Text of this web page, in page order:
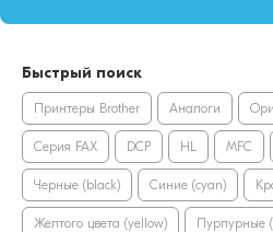
Быстрый поиск
Принтеры Brother Аналоги
Серия FAX DCP HL MFC
Черные (black) Синие (cyan)
Желтого цвета (yellow) Пурпурные